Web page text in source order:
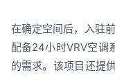
在确定空间后，入驻
配备24小时VRV空调
的需求。该项目还提